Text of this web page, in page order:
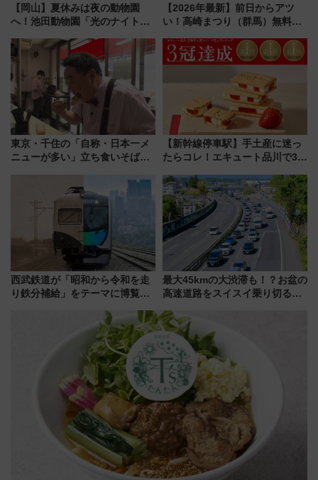
【岡山】夏休みは夜の動物園
へ！池田動物園「光のナイトズ
な夜
【2026年最新】前日からアツ
い！高崎まつり（群馬）無料観
しまで
東京・千住の「自称・日本一メ
ニューが多い」立ち食いそば屋
地のふらっと立ち食いそば』
7/27夜10時～放送
【新幹線停車駅】手土産に迷っ
たらコレ！エキュート品川で3年
産スイーツとは？
西武鉄道が「昭和から令和を走
り鉄分補給」をテーマに博覧会
14日から 新車両「トキイロ」体
験ブースも アクセスや申込方法
最大45kmの大渋滞も！？お盆の
高速道路をスイスイ乗り切る快